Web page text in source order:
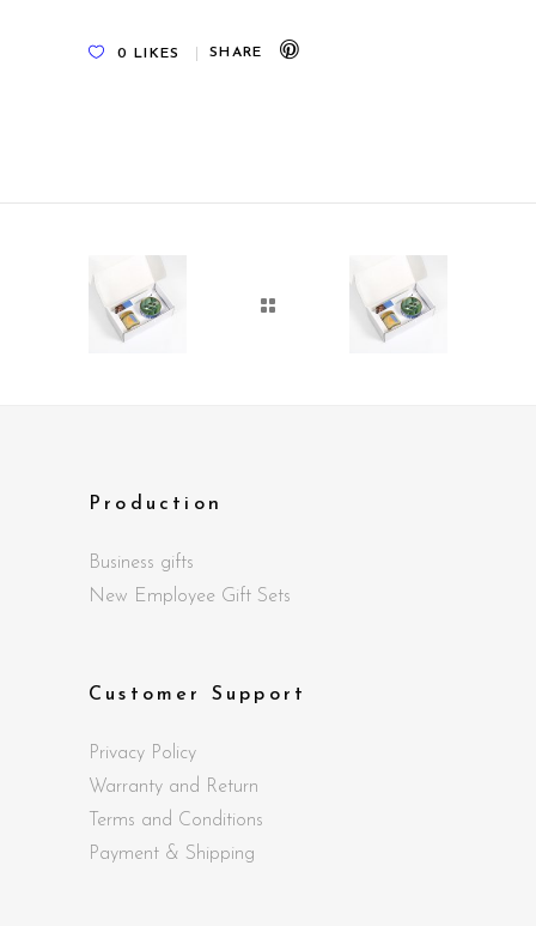
0 LIKES
Production
Business gifts
New Employee Gift Sets
Customer Support
Privacy Policy
Warranty and Return
Terms and Conditions
Payment & Shipping